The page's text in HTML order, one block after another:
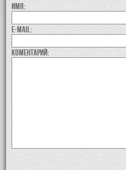
Имя:
E-MAIL:
коментарий: